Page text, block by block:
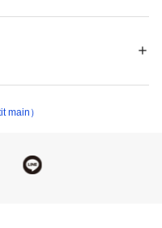
ーバーレイすることで耐
ィット感のあるバイティ
ステル
あるバイティング仕様
main）